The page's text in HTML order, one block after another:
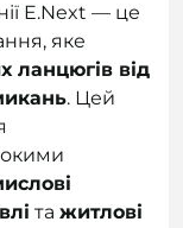
E.Next — це
яке
ланцюгів від
. Цей
та житлові